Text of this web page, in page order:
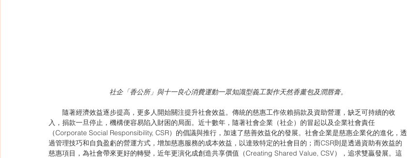
社企「香公所」與十一良心消費運動一眾知識型義工製作天然香薰包及潤唇膏。
隨著經濟效益逐步提高，更多人開始關注提升社會效益。傳統的慈惠工作依賴捐款及資助營運，缺乏可持續的收
入，捐款一旦停止，機構便容易陷入財困的局面。近十數年，隨著社會企業（社企）的冒起以及企業社會責任
（Corporate Social Responsibility, CSR）的倡議與推行，加速了慈善效益化的發展。社會企業是慈惠企業化的進化，透
過管理技巧和自負盈虧的營運方式，增加慈惠服務的成本效益，以達致特定的社會目的；而CSR則是透過資助有效益的
慈惠項目，為社會帶來更好的轉變，近年更演化成創造共享價值（Creating Shared Value, CSV），追求雙贏發展。這